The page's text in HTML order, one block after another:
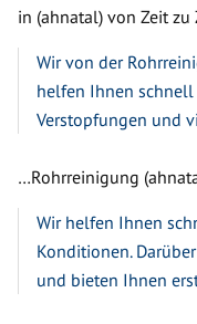
in (ahnatal) von Zeit
Wir von der
helfen Ihnen
Verstopfungen und
…Rohrreinigung
Wir helfen Ihnen
Konditionen.
und bieten Ihnen